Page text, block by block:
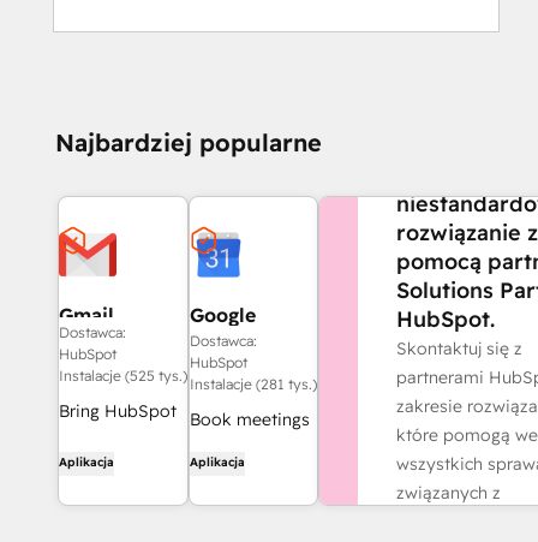
Najbardziej popularne
Gmail
Dostawca:
HubSpot
Instalacje (525 tys.)
Bring HubSpot
with the
HubSpot
Aplikacja
Google
Calendar
Dostawca:
HubSpot
Instalacje (281 tys.)
Book meetings
easily with
HubSpot and
Aplikacja
rozwiązanie z
pomocą
Solutions
HubSpot.
Skontaktuj się z
partnerami
zakresie
które pomogą we
wszystkich
związanych z